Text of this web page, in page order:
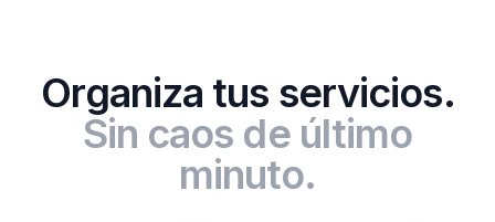
Organiza tus servicios.
Sin caos de último
minuto.